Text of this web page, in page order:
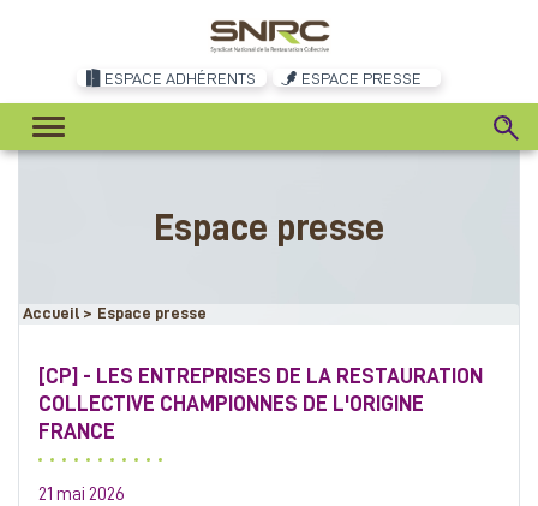
ESPACE ADHÉRENTS ESPACE PRESSE
Espace presse
Accueil > Espace presse
[CP] - LES ENTREPRISES DE LA RESTAURATION
COLLECTIVE CHAMPIONNES DE L'ORIGINE
FRANCE
21 mai 2026